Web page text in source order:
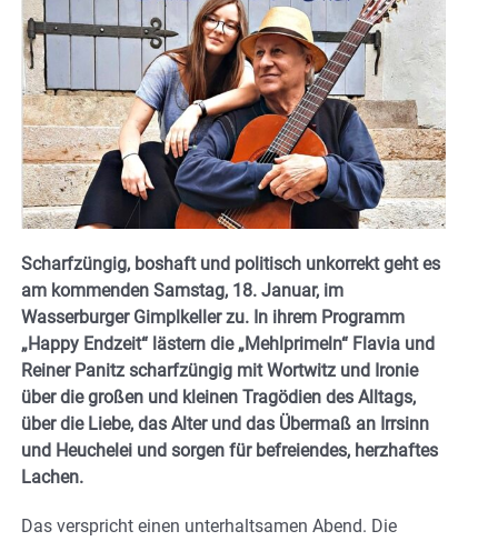
Scharfzüngig, boshaft und politisch unkorrekt geht es
am kommenden Samstag, 18. Januar, im
Wasserburger Gimplkeller zu. In ihrem Programm
„Happy Endzeit“ lästern die „Mehlprimeln“ Flavia und
Reiner Panitz scharfzüngig mit Wortwitz und Ironie
über die großen und kleinen Tragödien des Alltags,
über die Liebe, das Alter und das Übermaß an Irrsinn
und Heuchelei und sorgen für befreiendes, herzhaftes
Lachen.
Das verspricht einen unterhaltsamen Abend. Die